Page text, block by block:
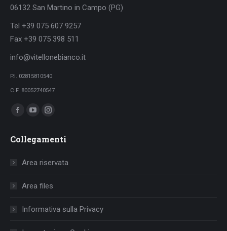
06132 San Martino in Campo (PG)
Tel +39 075 607 9257
Fax +39 075 398 511
info@vitellonebianco.it
P.I. 02815810540
C.F. 80052740547
Ci puoi trovare su:
Facebook
opens
window
YouTube
opens
window
Instagram
opens
Collegamenti
Area riservata
Area files
Informativa sulla Privacy